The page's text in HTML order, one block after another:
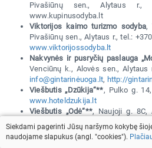
Pivašiūnų sen., Alytaus
www.kupinusodyba.lt
Viktorijos kaimo turizmo sodyba,
Pivašiūnų sen., Alytaus r., tel.:
www.viktorijossodyba.lt
Nakvynės ir pusryčių paslauga
Venciūnų k., Alovės sen.,
info@gintarinėuoga.lt, http://
Viešbutis „Dzūkija“**, Pulko g.
www.hoteldzukija.lt
Viešbutis „Odė“**, Naujoji g. 8C,
www.ode.lt
Viešbutis „Senas namas“*** ,
315 53 489,
www.senasnamas.lt
Siekdami pagerinti Jūsų naršymo kokybę
naudojame slapukus (angl. "cookies").